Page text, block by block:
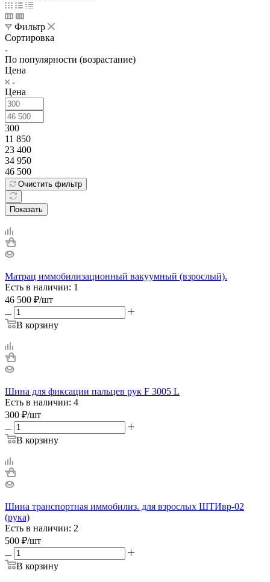
Фильтр
Сортировка
По популярности (возрастание)
Цена
Цена
300
11 850
23 400
34 950
46 500
Очистить фильтр
Показать
Матрац иммобилизационный вакуумный (взрослый).
Есть в наличии: 1
46 500 ₽/шт
В корзину
Шина для фиксации пальцев рук F 3005 L
Есть в наличии: 4
300 ₽/шт
В корзину
Шина транспортная иммобилиз. для взрослых ШТИвр-02
(рука)
Есть в наличии: 2
500 ₽/шт
В корзину